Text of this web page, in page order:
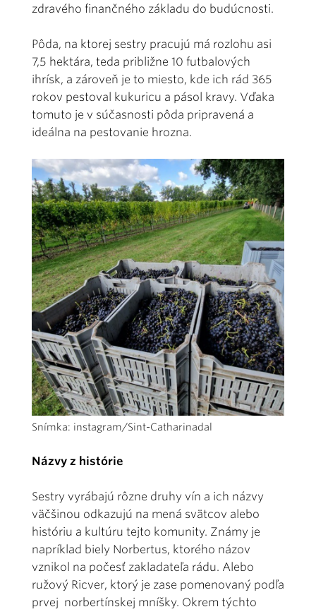
zdravého finančného základu do budúcnosti.
Pôda, na ktorej sestry pracujú má rozlohu asi
7,5 hektára, teda približne 10 futbalových
ihrísk, a zároveň je to miesto, kde ich rád 365
rokov pestoval kukuricu a pásol kravy. Vďaka
tomuto je v súčasnosti pôda pripravená a
ideálna na pestovanie hrozna.
Snímka: instagram/Sint-Catharinadal
Názvy z histórie
Sestry vyrábajú rôzne druhy vín a ich názvy
väčšinou odkazujú na mená svätcov alebo
históriu a kultúru tejto komunity. Známy je
napríklad biely Norbertus, ktorého názov
vznikol na počesť zakladateľa rádu. Alebo
ružový Ricver, ktorý je zase pomenovaný podľa
prvej norbertínskej mníšky. Okrem týchto